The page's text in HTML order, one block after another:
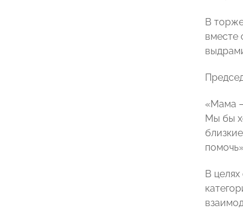
В
вместе
«Мама
Мы бы
В